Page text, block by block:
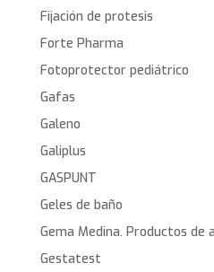
Fijación de protesis
Forte Pharma
Fotoprotector pediátrico
Gafas
Galeno
Galiplus
GASPUNT
Geles de baño
Gema Medina. Productos de
Gestatest